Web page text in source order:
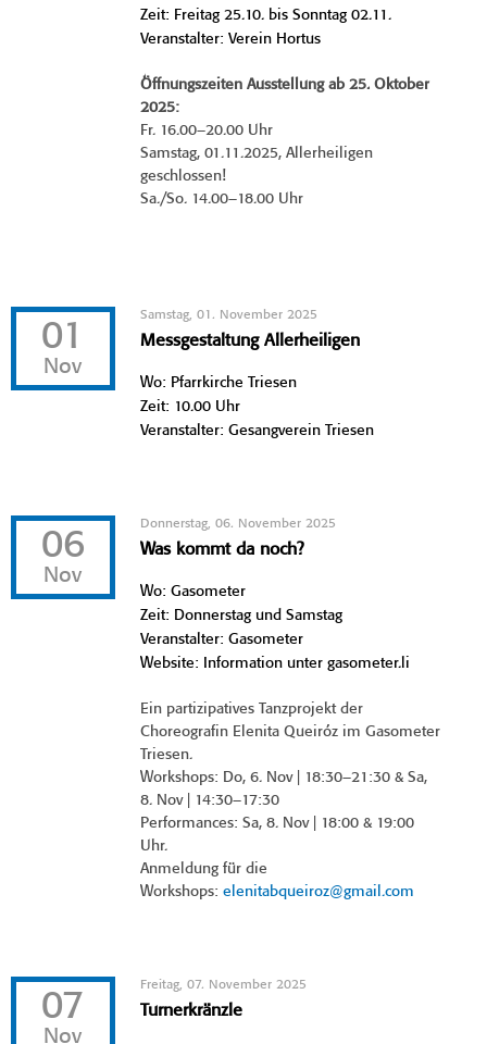
Zeit: Freitag 25.10. bis Sonntag 02.11.
Veranstalter: Verein Hortus
Öffnungszeiten Ausstellung ab 25. Oktober
2025:
Fr. 16.00–20.00 Uhr
Samstag, 01.11.2025, Allerheiligen
geschlossen!
Sa./So. 14.00–18.00 Uhr
01
Nov
Samstag, 01. November 2025
Messgestaltung Allerheiligen
Wo: Pfarrkirche Triesen
Zeit: 10.00 Uhr
Veranstalter: Gesangverein Triesen
06
Nov
Donnerstag, 06. November 2025
Was kommt da noch?
Wo: Gasometer
Zeit: Donnerstag und Samstag
Veranstalter: Gasometer
Website: Information unter gasometer.li
Ein partizipatives Tanzprojekt der
Choreografin Elenita Queiróz im Gasometer
Triesen.
Workshops: Do, 6. Nov | 18:30–21:30 & Sa,
8. Nov | 14:30–17:30
Performances: Sa, 8. Nov | 18:00 & 19:00
Uhr.
Anmeldung für die
Workshops:elenitabqueiroz@gmail.com
07
Nov
Freitag, 07. November 2025
Turnerkränzle